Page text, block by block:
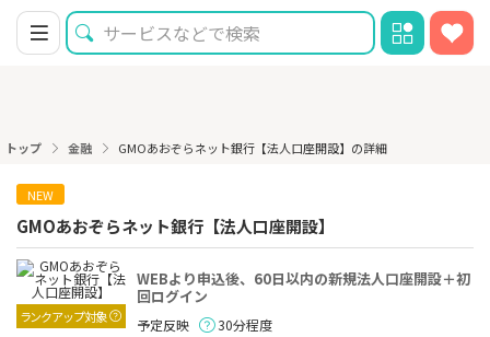
トップ 金融 GMOあおぞらネット銀行【法人口座開設】の詳細
NEW
GMOあおぞらネット銀行【法人口座開設】
ランクアップ対象
WEBより申込後、60日以内の新規法人口座開設＋初
回ログイン
予定反映
30分程度